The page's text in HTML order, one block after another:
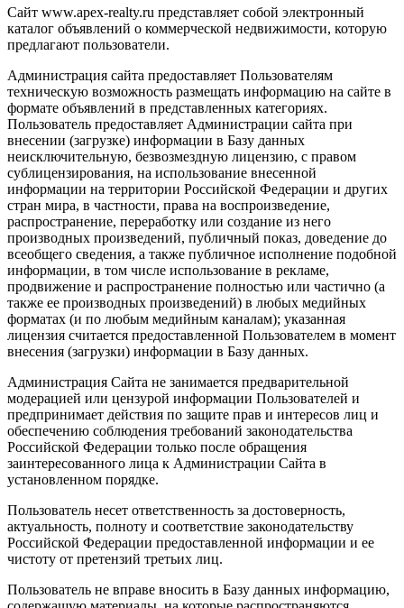
Сайт www.apex-realty.ru представляет собой электронный
каталог объявлений о коммерческой недвижимости, которую
предлагают пользователи.
Администрация сайта предоставляет Пользователям
техническую возможность размещать информацию на сайте в
формате объявлений в представленных категориях.
Пользователь предоставляет Администрации сайта при
внесении (загрузке) информации в Базу данных
неисключительную, безвозмездную лицензию, с правом
сублицензирования, на использование внесенной
информации на территории Российской Федерации и других
стран мира, в частности, права на воспроизведение,
распространение, переработку или создание из него
производных произведений, публичный показ, доведение до
всеобщего сведения, а также публичное исполнение подобной
информации, в том числе использование в рекламе,
продвижение и распространение полностью или частично (а
также ее производных произведений) в любых медийных
форматах (и по любым медийным каналам); указанная
лицензия считается предоставленной Пользователем в момент
внесения (загрузки) информации в Базу данных.
Администрация Сайта не занимается предварительной
модерацией или цензурой информации Пользователей и
предпринимает действия по защите прав и интересов лиц и
обеспечению соблюдения требований законодательства
Российской Федерации только после обращения
заинтересованного лица к Администрации Сайта в
установленном порядке.
Пользователь несет ответственность за достоверность,
актуальность, полноту и соответствие законодательству
Российской Федерации предоставленной информации и ее
чистоту от претензий третьих лиц.
Пользователь не вправе вносить в Базу данных информацию,